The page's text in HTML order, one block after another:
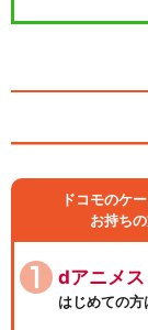
ドコモのケ
お持ち
dアニメ
はじめての